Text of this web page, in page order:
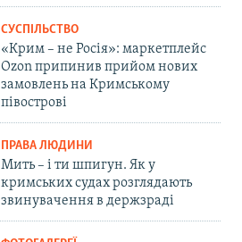
СУСПІЛЬСТВО
«Крим – не Росія»: маркетплейс
Ozon припинив прийом нових
замовлень на Кримському
півострові
ПРАВА ЛЮДИНИ
Мить – і ти шпигун. Як у
кримських судах розглядають
звинувачення в держзраді